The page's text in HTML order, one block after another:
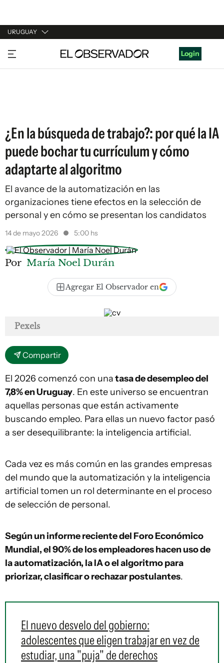
URUGUAY
URUGUAY
ARGENTINA
Login
¿En la búsqueda de trabajo?: por qué la IA
puede bochar tu currículum y cómo
adaptarte al algoritmo
El avance de la automatización en las
organizaciones tiene efectos en la selección de
personal y en cómo se presentan los candidatos
14 de mayo 2026 5:00 hs
Por María Noel Durán
Agregar El Observador en
Pexels
Compartir
El 2026 comenzó con unatasa de desempleo del
7,8% en Uruguay. En este universo se encuentran
aquellas personas que están activamente
buscando empleo. Para ellas un nuevo factor pasó
a ser desequilibrante: la inteligencia artificial.
Cada vez es más común en las grandes empresas
del mundo que la automatización y la inteligencia
artificial tomen un rol determinante en el proceso
de selección de personal.
Según un informe reciente del Foro Económico
Mundial, el 90% de los empleadores hacen uso de
la automatización, la IA o el algoritmo para
priorizar, clasificar o rechazar postulantes.
El nuevo desvelo del gobierno:
adolescentes que eligen trabajar en vez de
estudiar, una "puja" de derechos